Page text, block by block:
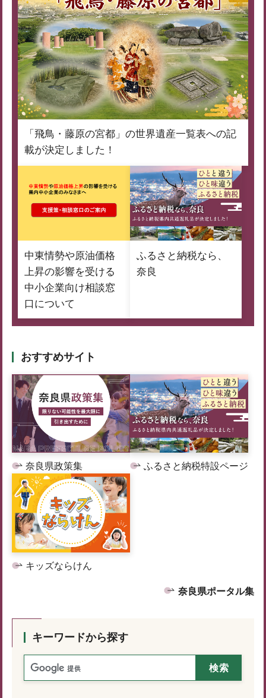
「飛鳥・藤原の宮都」の世界遺産一覧表への記
載が決定しました！
中東情勢や原油価格
上昇の影響を受ける
中小企業向け相談窓
口について
ふるさと納税なら、
奈良
おすすめサイト
奈良県政策集 ふるさと納税特設ページ
キッズならけん
奈良県ポータル集
キーワードから探す